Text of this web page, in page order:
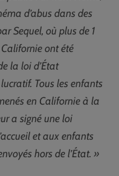
d’abus dans des
Sequel, où plus de 1
ont été
la loi d’État
Tous les enfants
en Californie à la
a signé une loi
et aux enfants
hors de l’État. »